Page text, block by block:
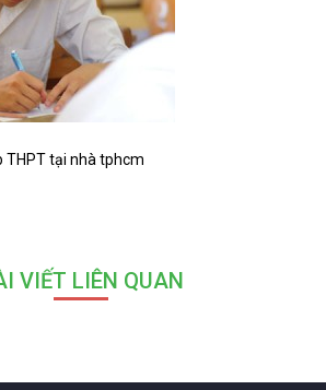
THPT tại nhà tphcm
VIẾT LIÊN QUAN